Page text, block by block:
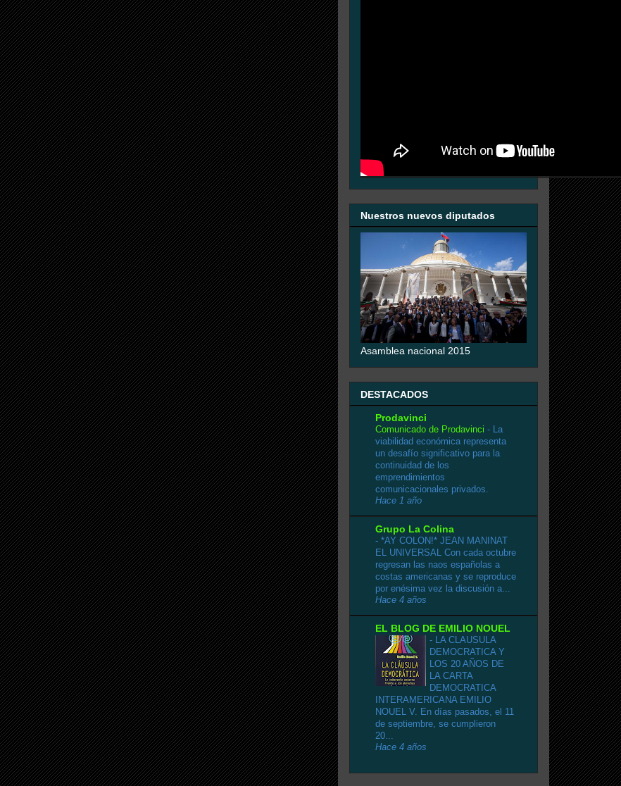
Nuestros nuevos diputados
Asamblea nacional 2015
DESTACADOS
Prodavinci
Comunicado de Prodavinci - La
viabilidad económica representa
un desafío significativo para la
continuidad de los
emprendimientos
comunicacionales privados.
Hace 1 año
Grupo La Colina
- *AY COLON!* JEAN MANINAT
EL UNIVERSAL Con cada octubre
regresan las naos españolas a
costas americanas y se reproduce
por enésima vez la discusión a...
Hace 4 años
EL BLOG DE EMILIO NOUEL
- LA CLAUSULA
DEMOCRATICA Y
LOS 20 AÑOS DE
LA CARTA
DEMOCRATICA
INTERAMERICANA EMILIO
NOUEL V. En días pasados, el 11
de septiembre, se cumplieron
20...
Hace 4 años